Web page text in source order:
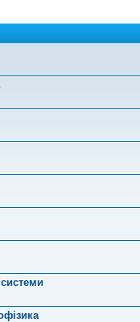
системи